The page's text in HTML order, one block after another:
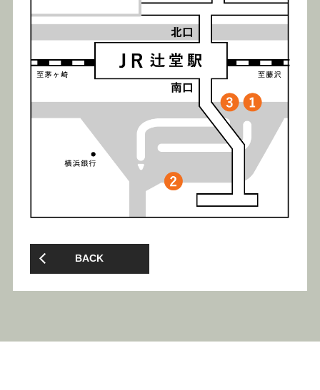
BACK